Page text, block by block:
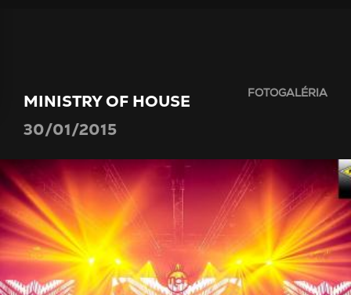
MINISTRY OF HOUSE
30/01/2015
FOTOGALÉRIA